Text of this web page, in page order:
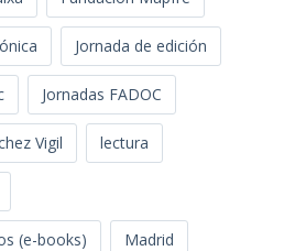
Jornada de edición
Jornadas FADOC
Vigil lectura
(e-books) Madrid